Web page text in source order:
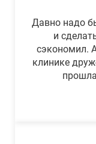
Давно надо
и
сэкономил.
клинике